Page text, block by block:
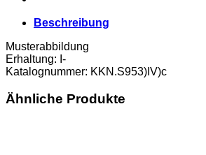
Beschreibung
Musterabbildung
Erhaltung: I-
Katalognummer: KKN.S953)IV)c
Ähnliche Produkte